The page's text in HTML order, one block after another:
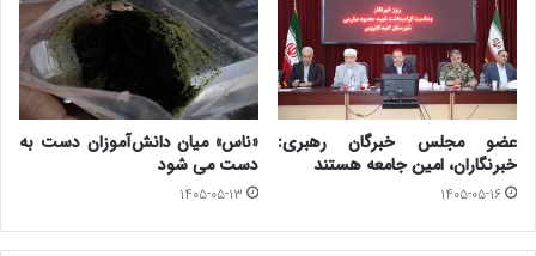
استانداران سیستان و بلوچستان و کردستان منصوب شدند. در
استان خوزستان هم برای نخستین بار یک شهروند عرب،
استاندار شد.
فروغ هاشمی، اولین فرماندار زن اهل سنت در استان فارس
ایرنا نوشت فروغ هاشمی علاوه بر اینکه نخستین فرماندار زن
عضو مجلس خبرگان رهبری:
خبرنگاران، امین جامعه هستند
۱۴۰۵-۰۵-۱۶
«ناس» میان دانش‌آموزان دست به
دست می شود
۱۴۰۵-۰۵-۱۳